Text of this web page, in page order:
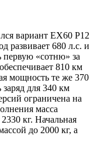
вариант EX60 P12
развивает 680 л.с. и
первую «сотню» за
810 км
мощность те же 370
для 340 км
ограничена на
масса
кг. Начальная
до 2000 кг, а